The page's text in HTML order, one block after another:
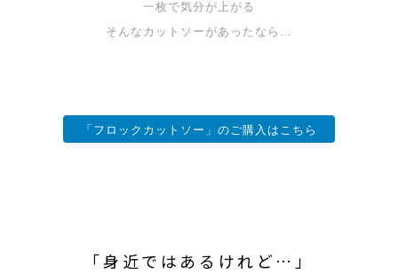
一枚で気分が上がる
そんなカットソーがあったなら…
「フロックカットソー」のご購入はこちら
「身近ではあるけれど…」